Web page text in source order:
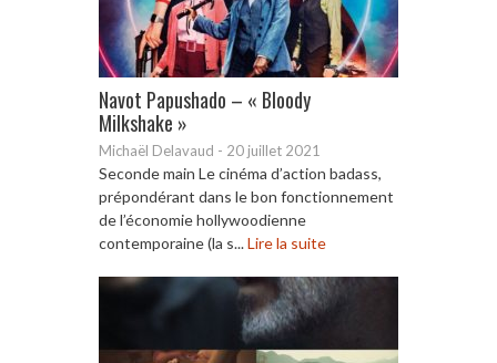
Navot Papushado – « Bloody
Milkshake »
Michaël Delavaud - 20 juillet 2021
Seconde main Le cinéma d’action badass,
prépondérant dans le bon fonctionnement
de l’économie hollywoodienne
contemporaine (la s...Lire la suite